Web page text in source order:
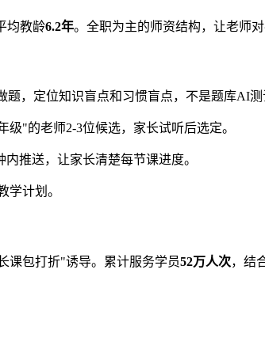
均教龄6.2年。全职为主的师资结构，让老师
，定位知识盲点和习惯盲点，不是题库AI测
"的老师2-3位候选，家长试听后选定。
推送，让家长清楚每节课进度。
计划。
课包打折"诱导。累计服务学员52万人次，结